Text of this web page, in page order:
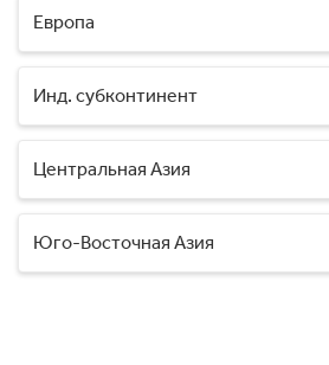
Европа
Инд. субконтинент
Центральная Азия
Юго-Восточная Азия